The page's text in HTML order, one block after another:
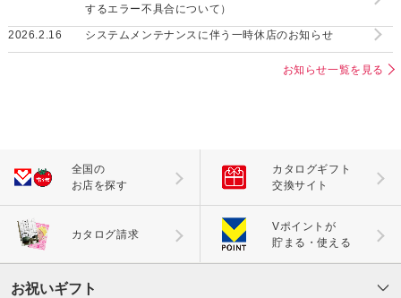
するエラー不具合について）
2026.2.16 システムメンテナンスに伴う一時休店のお知らせ
お知らせ一覧を見る
全国の
お店を探す
カタログギフト
交換サイト
カタログ請求
Vポイントが
貯まる・使える
お祝いギフト